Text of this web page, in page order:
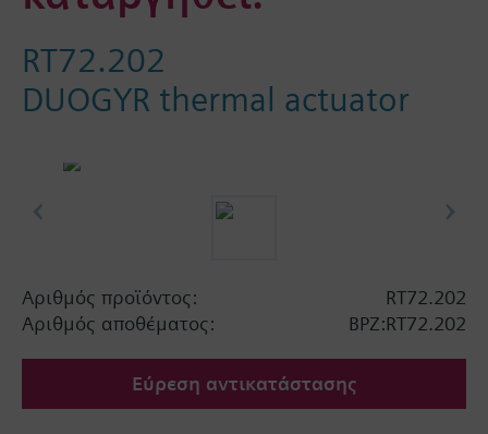
RT72.202
DUOGYR thermal actuator
Αριθμός προϊόντος:
RT72.202
Αριθμός αποθέματος:
BPZ:RT72.202
Εύρεση αντικατάστασης